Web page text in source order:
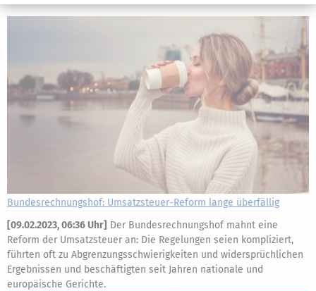
Bundesrechnungshof: Umsatzsteuer-Reform lange überfällig
[09.02.2023, 06:36 Uhr] Der Bundesrechnungshof mahnt eine
Reform der Umsatzsteuer an: Die Regelungen seien kompliziert,
führten oft zu Abgrenzungsschwierigkeiten und widersprüchlichen
Ergebnissen und beschäftigten seit Jahren nationale und
europäische Gerichte.